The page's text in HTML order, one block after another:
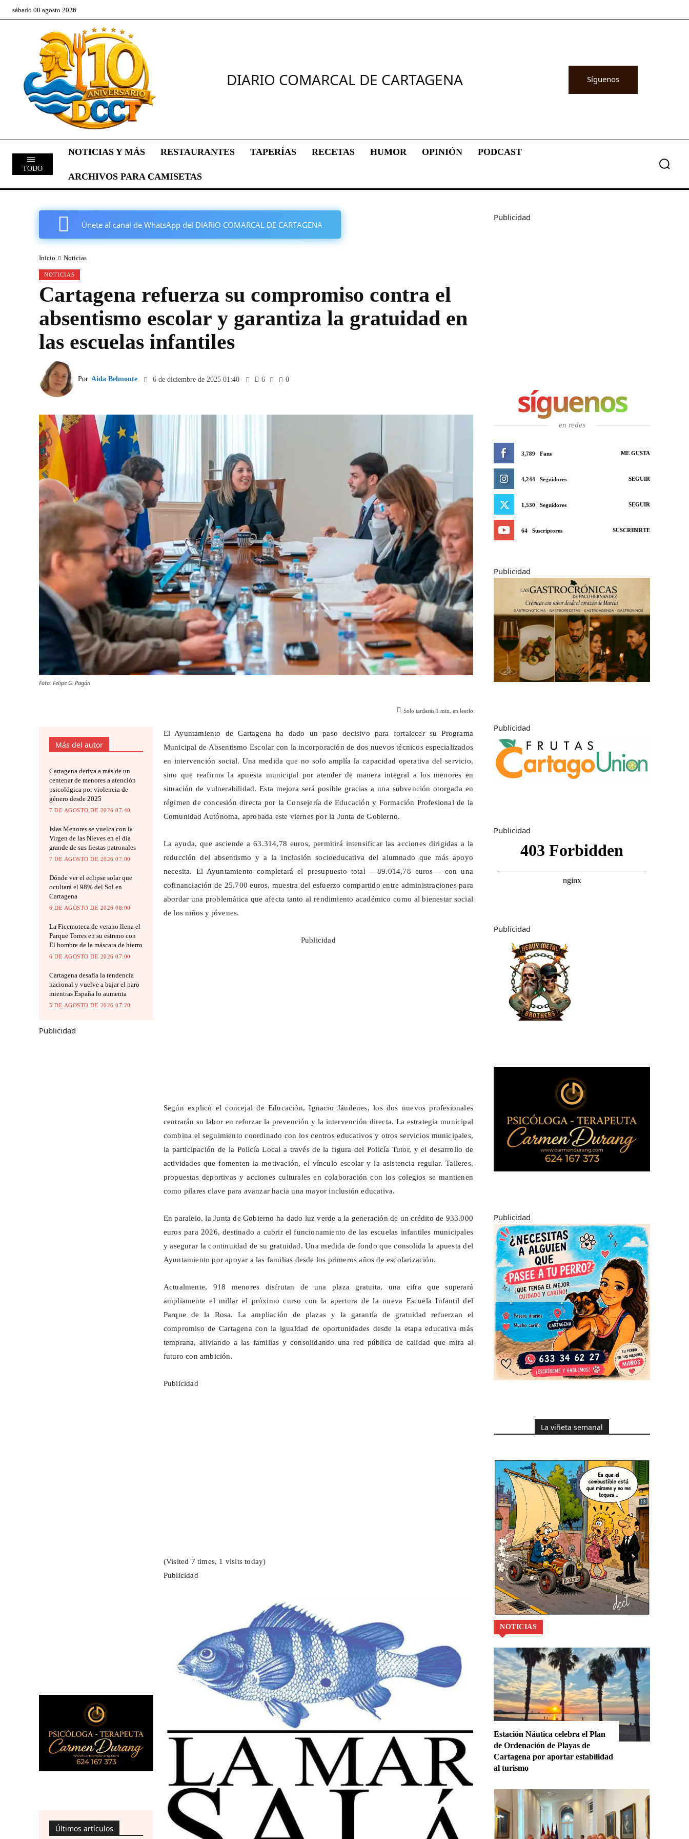
sábado 08 agosto 2026
DIARIO COMARCAL DE CARTAGENA Síguenos
TODO
NOTICIAS Y MÁS RESTAURANTES TAPERÍAS RECETAS HUMOR OPINIÓN PODCAST
ARCHIVOS PARA CAMISETAS
Únete al canal de WhatsApp del DIARIO COMARCAL DE CARTAGENA
Inicio Noticias
NOTICIAS
Cartagena refuerza su compromiso contra el
absentismo escolar y garantiza la gratuidad en
las escuelas infantiles
Por Aida Belmonte 6 de diciembre de 2025 01:40 6 0
Foto: Felipe G. Pagán
Solo tardarás 1 min. en leerlo
Más del autor
Cartagena deriva a más de un
centenar de menores a atención
psicológica por violencia de
género desde 2025
7 DE AGOSTO DE 2026 07:40
Islas Menores se vuelca con la
Virgen de las Nieves en el día
grande de sus fiestas patronales
7 DE AGOSTO DE 2026 07:00
Dónde ver el eclipse solar que
ocultará el 98% del Sol en
Cartagena
6 DE AGOSTO DE 2026 08:00
La Ficcmoteca de verano llena el
Parque Torres en su estreno con
El hombre de la máscara de hierro
6 DE AGOSTO DE 2026 07:00
Cartagena desafía la tendencia
nacional y vuelve a bajar el paro
mientras España lo aumenta
5 DE AGOSTO DE 2026 07:20
Publicidad
Últimos artículos
El Ayuntamiento de Cartagena ha dado un paso decisivo para fortalecer su Programa
Municipal de Absentismo Escolar con la incorporación de dos nuevos técnicos especializados
en intervención social. Una medida que no solo amplía la capacidad operativa del servicio,
sino que reafirma la apuesta municipal por atender de manera integral a los menores en
situación de vulnerabilidad. Esta mejora será posible gracias a una subvención otorgada en
régimen de concesión directa por la Consejería de Educación y Formación Profesional de la
Comunidad Autónoma, aprobada este viernes por la Junta de Gobierno.
La ayuda, que asciende a 63.314,78 euros, permitirá intensificar las acciones dirigidas a la
reducción del absentismo y a la inclusión socioeducativa del alumnado que más apoyo
necesita. El Ayuntamiento completará el presupuesto total —89.014,78 euros— con una
cofinanciación de 25.700 euros, muestra del esfuerzo compartido entre administraciones para
abordar una problemática que afecta tanto al rendimiento académico como al bienestar social
de los niños y jóvenes.
Publicidad
Según explicó el concejal de Educación, IgnacioJáudenes, los dos nuevos profesionales
centrarán su labor en reforzar la prevención y la intervención directa. La estrategia municipal
combina el seguimiento coordinado con los centros educativos y otros servicios municipales,
la participación de la Policía Local a través de la figura del Policía Tutor, y el desarrollo de
actividades que fomenten la motivación, el vínculo escolar y la asistencia regular. Talleres,
propuestas deportivas y acciones culturales en colaboración con los colegios se mantienen
como pilares clave para avanzar hacia una mayor inclusión educativa.
En paralelo, la Junta de Gobierno ha dado luz verde a la generación de un crédito de 933.000
euros para 2026, destinado a cubrir el funcionamiento de las escuelas infantiles municipales
y asegurar la continuidad de su gratuidad. Una medida de fondo que consolida la apuesta del
Ayuntamiento por apoyar a las familias desde los primeros años de escolarización.
Actualmente, 918 menores disfrutan de una plaza gratuita, una cifra que superará
ampliamente el millar el próximo curso con la apertura de la nueva Escuela Infantil del
Parque de la Rosa. La ampliación de plazas y la garantía de gratuidad refuerzan el
compromiso de Cartagena con la igualdad de oportunidades desde la etapa educativa más
temprana, aliviando a las familias y consolidando una red pública de calidad que mira al
futuro con ambición.
Publicidad
(Visited 7 times, 1 visits today)
Publicidad
Publicidad
síguenos
en redes
3,789 Fans ME GUSTA
4,244 Seguidores SEGUIR
1,530 Seguidores SEGUIR
64 Suscriptores SUSCRIBIRTE
Publicidad
Publicidad
Publicidad
Publicidad
Publicidad
La viñeta semanal
NOTICIAS
Estación Náutica celebra el Plan
de Ordenación de Playas de
Cartagena por aportar estabilidad
al turismo